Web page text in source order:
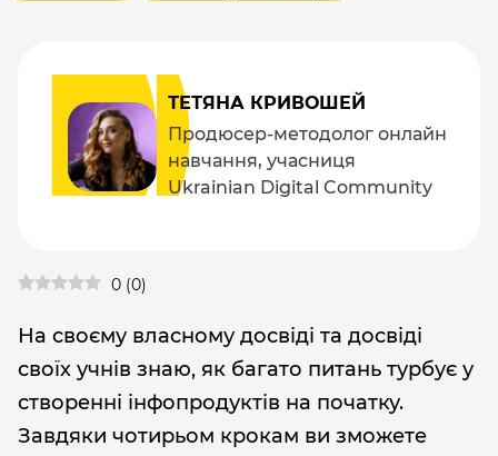
ТЕТЯНА КРИВОШЕЙ
Продюсер-методолог онлайн
навчання, учасниця
Ukrainian Digital Community
0 (0)
На своєму власному досвіді та досвіді
своїх учнів знаю, як багато питань турбує у
створенні інфопродуктів на початку.
Завдяки чотирьом крокам ви зможете